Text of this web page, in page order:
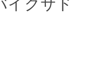
イクサド